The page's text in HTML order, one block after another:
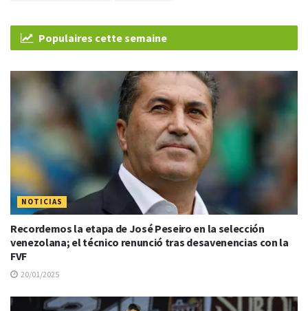
Populaires cette semaine
NOTICIAS
Recordemos la etapa de José Peseiro en la selección
venezolana; el técnico renunció tras desavenencias con la
FVF
20/01/2025